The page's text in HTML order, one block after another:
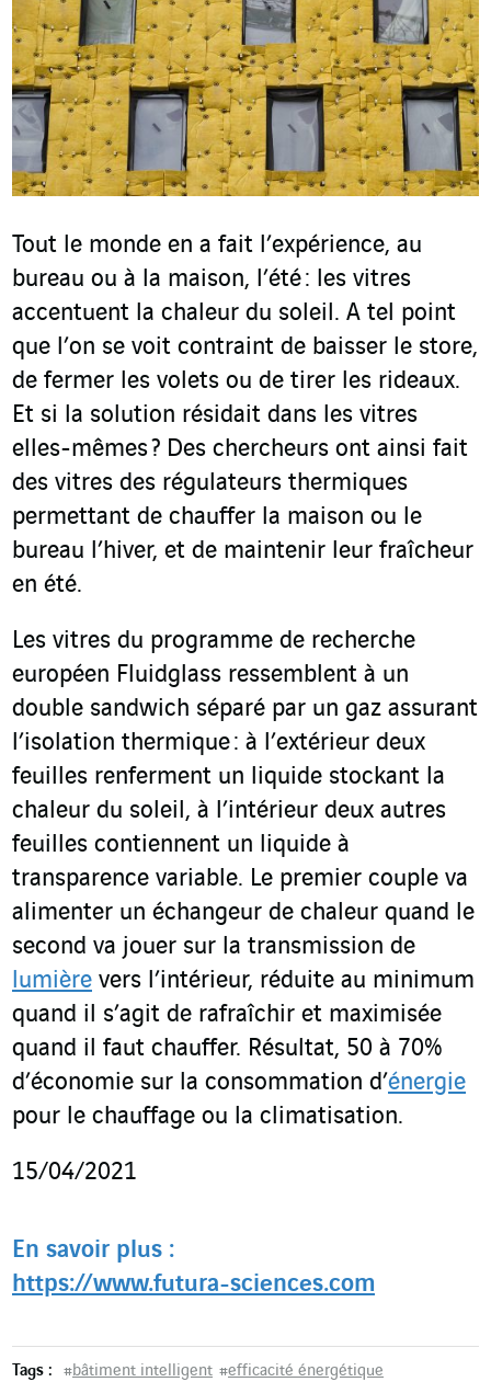
Tout le monde en a fait l’expérience, au
bureau ou à la maison, l’été : les vitres
accentuent la chaleur du soleil. A tel point
que l’on se voit contraint de baisser le store,
de fermer les volets ou de tirer les rideaux.
Et si la solution résidait dans les vitres
elles-mêmes ? Des chercheurs ont ainsi fait
des vitres des régulateurs thermiques
permettant de chauffer la maison ou le
bureau l’hiver, et de maintenir leur fraîcheur
en été.
Les vitres du programme de recherche
européen Fluidglass ressemblent à un
double sandwich séparé par un gaz assurant
l’isolation thermique : à l’extérieur deux
feuilles renferment un liquide stockant la
chaleur du soleil, à l’intérieur deux autres
feuilles contiennent un liquide à
transparence variable. Le premier couple va
alimenter un échangeur de chaleur quand le
second va jouer sur la transmission de
lumière vers l’intérieur, réduite au minimum
quand il s’agit de rafraîchir et maximisée
quand il faut chauffer. Résultat, 50 à 70%
d’économie sur la consommation d’énergie
pour le chauffage ou la climatisation.
15/04/2021
En savoir plus :
https://www.futura-sciences.com
Tags : #bâtiment intelligent #efficacité énergétique